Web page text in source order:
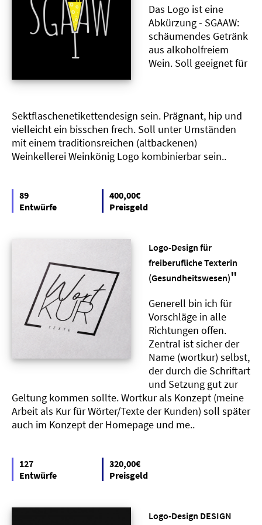
Das Logo ist eine
Abkürzung - SGAAW:
schäumendes Getränk
aus alkoholfreiem
Wein. Soll geeignet für
Sektflaschenetikettendesign sein. Prägnant, hip und
vielleicht ein bisschen frech. Soll unter Umständen
mit einem traditionsreichen (altbackenen)
Weinkellerei Weinkönig Logo kombinierbar sein..
89
Entwürfe
400,00€
Preisgeld
Logo-Design für
freiberufliche Texterin
(Gesundheitswesen)"
Generell bin ich für
Vorschläge in alle
Richtungen offen.
Zentral ist sicher der
Name (wortkur) selbst,
der durch die Schriftart
und Setzung gut zur
Geltung kommen sollte. Wortkur als Konzept (meine
Arbeit als Kur für Wörter/Texte der Kunden) soll später
auch im Konzept der Homepage und me..
127
Entwürfe
320,00€
Preisgeld
Logo-Design DESIGN